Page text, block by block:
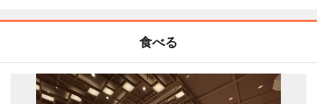
食べる